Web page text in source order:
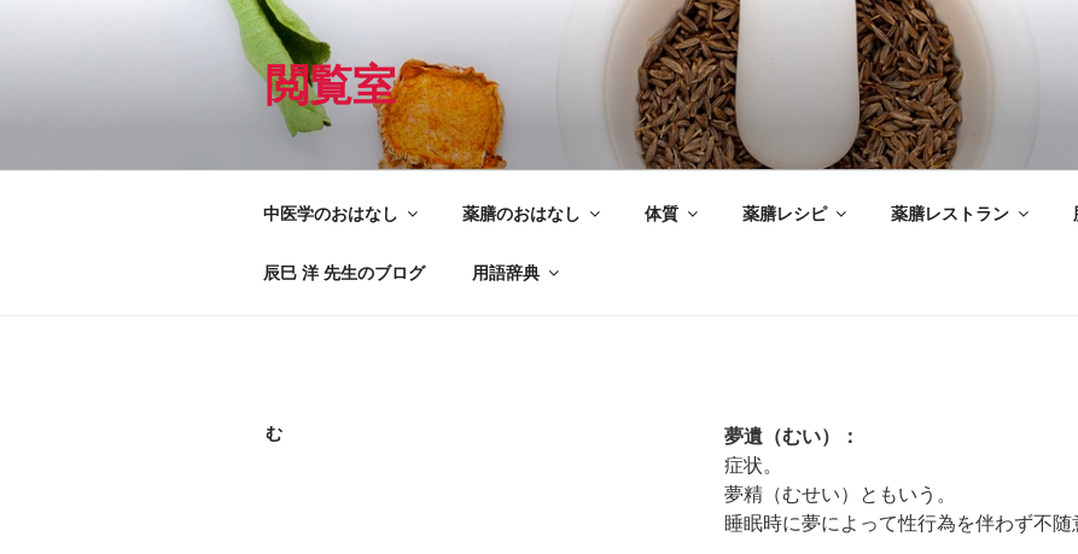
閲覧室
中医学のおはなし 薬膳のおはなし 体質 薬膳レシピ 薬膳レストラン
辰巳 洋 先生のブログ 用語辞典
む
夢遺（むい）：
症状。
夢精（むせい）ともいう。
睡眠時に夢によって性行為を伴わず不随